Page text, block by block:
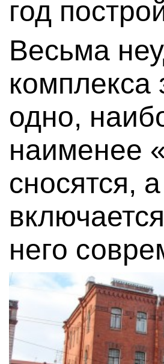
год
Весьма
комплекса
одно,
наименее
сносятся,
него